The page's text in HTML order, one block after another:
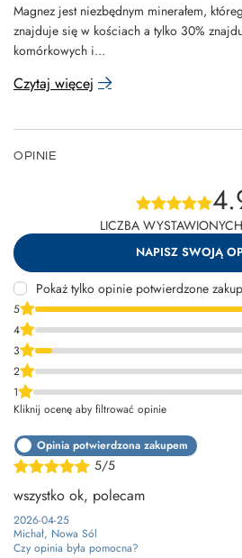
Magnez jest niezbędnym minerałem,
znajduje się w kościach a tylko 30%
komórkowych i...
Czytaj więcej
OPINIE
LICZBA
NAPISZ SWOJĄ
Pokaż tylko opinie potwierdzone
5
4
3
2
1
Kliknij ocenę aby filtrować opinie
5/5
Opinia potwierdzona zakupem
wszystko ok, polecam
2026-04-25
Michał, Nowa Sól
Czy opinia była pomocna?